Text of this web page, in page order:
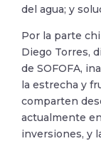
del agua; y
Por la parte
Diego Torres,
de SOFOFA,
la estrecha y
comparten
actualmente
inversiones, y